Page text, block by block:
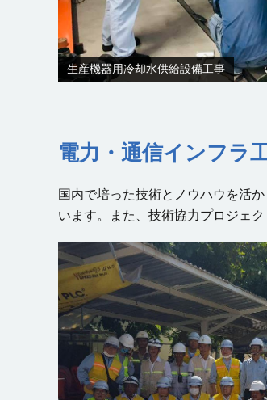
生産機器用冷却水供給設備工事
電力・通信インフラ
国内で培った技術とノウハウを活
います。また、技術協力プロジェ